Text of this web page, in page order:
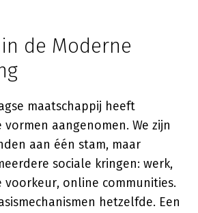
de Moderne
maatschappij heeft
aangenomen. We zijn
aan één stam, maar
sociale kringen: werk,
voorkeur, online communities.
hetzelfde. Een